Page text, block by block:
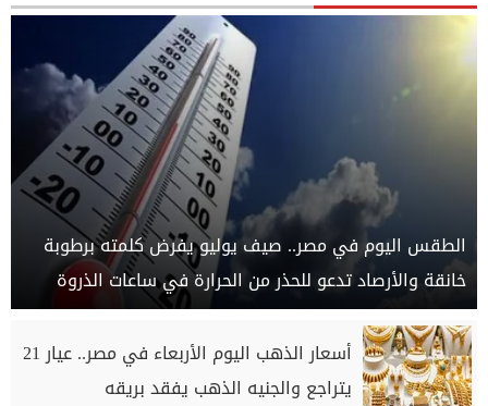
الطقس اليوم في مصر.. صيف يوليو يفرض كلمته برطوبة
خانقة والأرصاد تدعو للحذر من الحرارة في ساعات الذروة
أسعار الذهب اليوم الأربعاء في مصر.. عيار 21
يتراجع والجنيه الذهب يفقد بريقه